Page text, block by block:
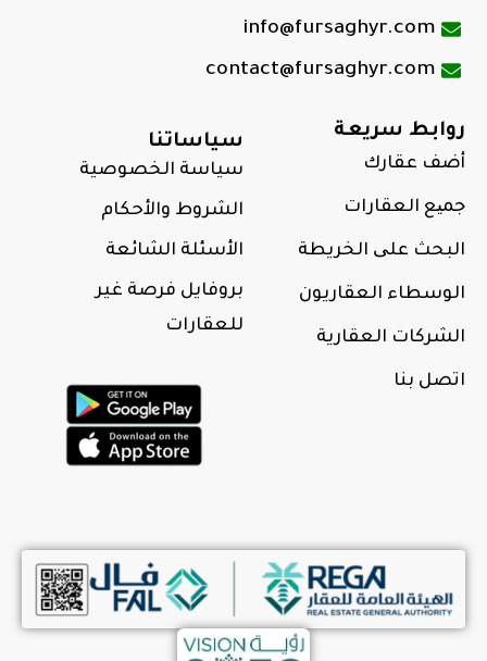
info@fursaghyr.com
contact@fursaghyr.com
روابط سريعة
أضف عقارك
جمیع العقارات
البحث علی الخريطة
الوسطاء العقاريون
الشركات العقارية
اتصل بنا
سياساتنا
سياسة الخصوصية
الشروط والأحكام
الأسئلة الشائعة
بروفايل فرصة غير
للعقارات